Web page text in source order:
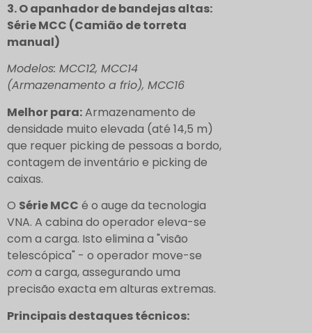
3. O apanhador de bandejas altas:
Série MCC (Camião de torreta
manual)
Modelos: MCC12, MCC14
(Armazenamento a frio), MCC16
Melhor para:Armazenamento de
densidade muito elevada (até 14,5 m)
que requer picking de pessoas a bordo,
contagem de inventário e picking de
caixas.
O Série MCC é o auge da tecnologia
VNA. A cabina do operador eleva-se
com a carga. Isto elimina a "visão
telescópica" - o operador move-se
coma carga, assegurando uma
precisão exacta em alturas extremas.
Principais destaques técnicos: